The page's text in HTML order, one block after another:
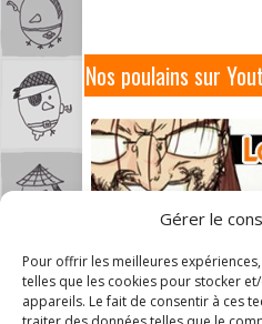
Gérer le
Pour offrir les meilleures
telles que les cookies pour stocker
appareils. Le fait de consentir à ces
Nos poulains sur